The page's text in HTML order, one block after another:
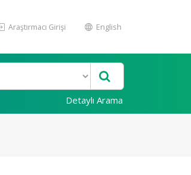
Araştırmacı Girişi English
Detaylı Arama